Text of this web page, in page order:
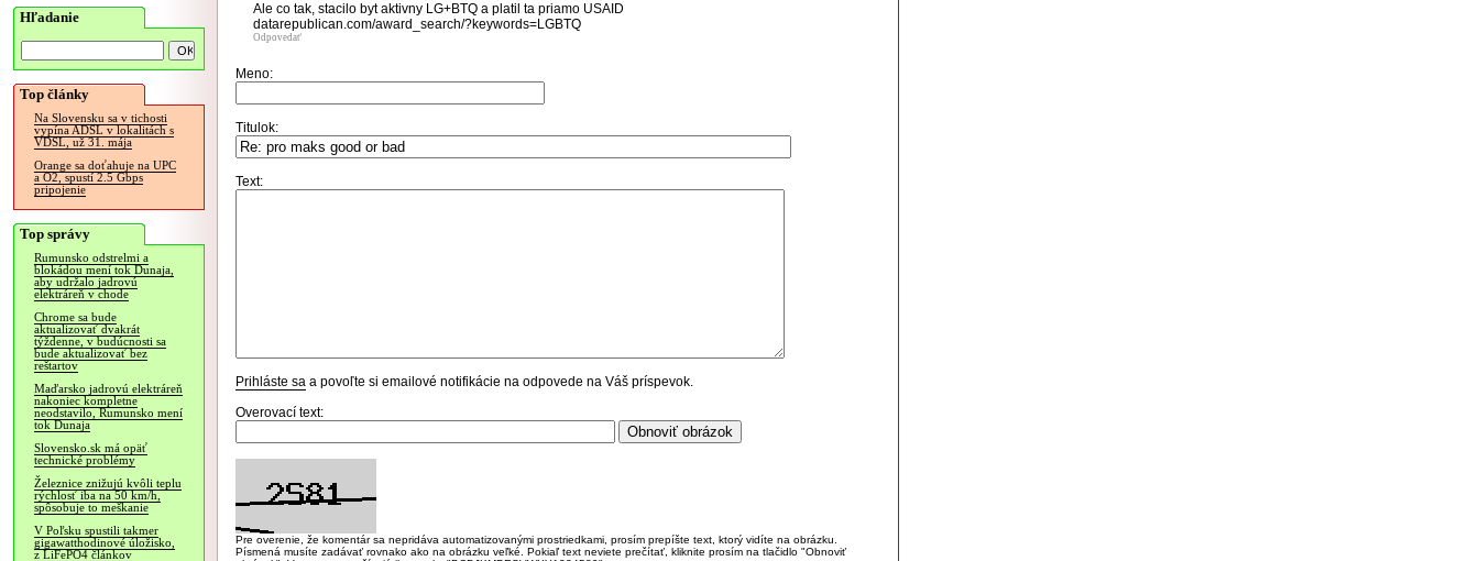
Hľadanie
Top články
Na Slovensku sa v tichosti
vypína ADSL v lokalitách s
VDSL, už 31. mája
Orange sa doťahuje na UPC
a O2, spustí 2.5 Gbps
pripojenie
Top správy
Rumunsko odstrelmi a
blokádou mení tok Dunaja,
aby udržalo jadrovú
elektráreň v chode
Chrome sa bude
aktualizovať dvakrát
týždenne, v budúcnosti sa
bude aktualizovať bez
reštartov
Maďarsko jadrovú elektráreň
nakoniec kompletne
neodstavilo, Rumunsko mení
tok Dunaja
Slovensko.sk má opäť
technické problémy
Železnice znižujú kvôli teplu
rýchlosť iba na 50 km/h,
spôsobuje to meškanie
V Poľsku spustili takmer
gigawatthodinové úložisko,
z LiFePO4 článkov
Ale co tak, stacilo byt aktivny LG+BTQ a platil ta priamo USAID
datarepublican.com/award_search/?keywords=LGBTQ
Odpovedať
Meno:
Titulok:
Text:
Prihláste sa a povoľte si emailové notifikácie na odpovede na Váš príspevok.
Overovací text:
Pre overenie, že komentár sa nepridáva automatizovanými prostriedkami, prosím prepíšte text, ktorý vidíte na obrázku.
Písmená musíte zadávať rovnako ako na obrázku veľké. Pokiaľ text neviete prečítať, kliknite prosím na tlačidlo "Obnoviť